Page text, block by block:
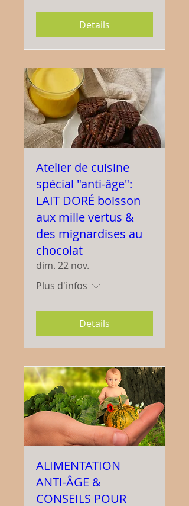
Details
Atelier de cuisine
spécial "anti-âge":
LAIT DORÉ boisson
aux mille vertus &
des mignardises au
chocolat
dim. 22 nov.
Plus d'infos
Details
ALIMENTATION
ANTI-ÂGE &
CONSEILS POUR